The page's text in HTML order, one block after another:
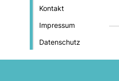
Kontakt
Impressum
Datenschutz